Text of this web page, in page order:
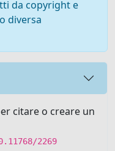
da copyright e
diversa
citare o creare un
2269